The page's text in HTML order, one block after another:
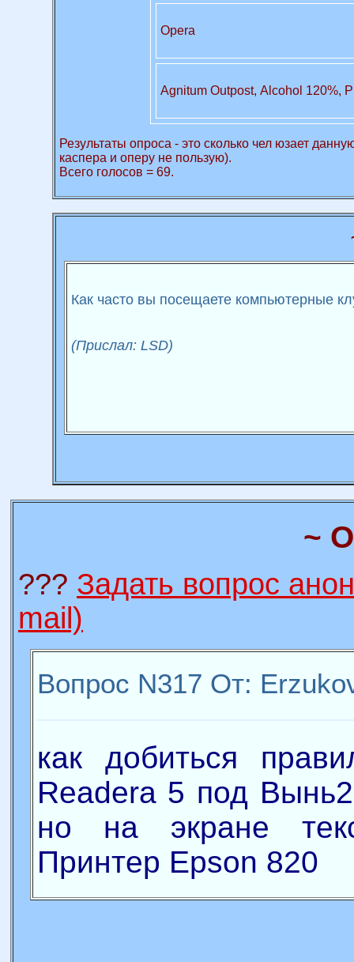
Opera
Agnitum Outpost, Аlcohol 120%,
Результаты опроса - это сколько чел юзает
каспера и оперу не пользую).
Всего голосов = 69.
Как часто вы посещаете компьютерные
(Прислал: LSD)
~
??? Задать вопрос
mail)
Вопрос N317 От:
как добиться
Readera 5 под
но на экране
Принтер Epson 820